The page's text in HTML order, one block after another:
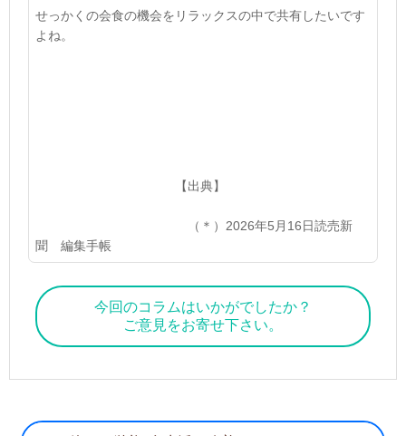
せっかくの会食の機会をリラックスの中で共有したいです
よね。
【出典】
（＊） 2026年5月 16日読売新
聞 編集手帳
今回のコラムはいかがでしたか？
ご意見をお寄せ下さい。